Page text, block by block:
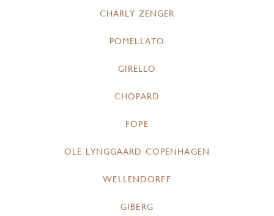
CHARLY ZENGER
POMELLATO
GIRELLO
CHOPARD
FOPE
OLE LYNGGAARD COPENHAGEN
WELLENDORFF
GIBERG